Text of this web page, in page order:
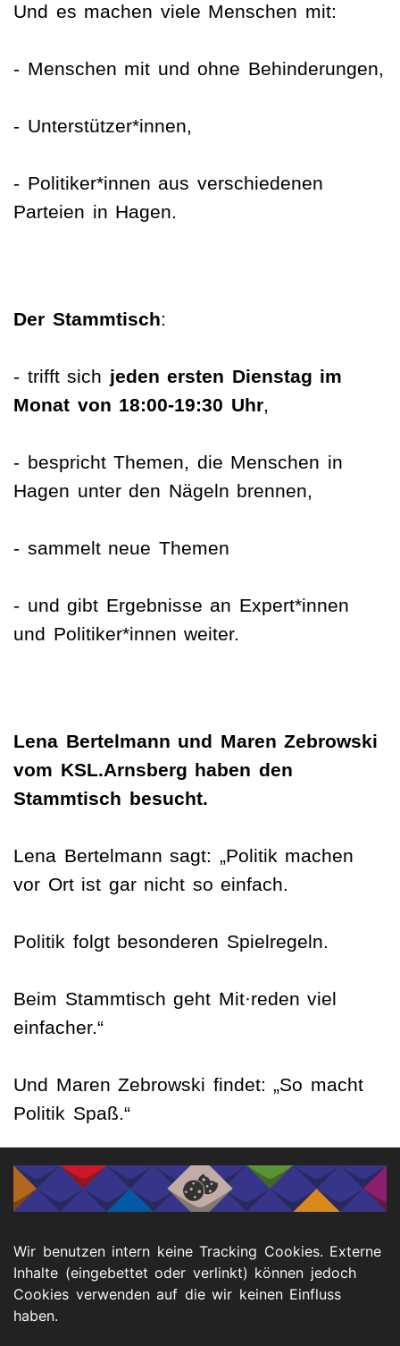
Und es machen viele Menschen mit:
- Menschen mit und ohne Behinderungen,
- Unterstützer*innen,
- Politiker*innen aus verschiedenen
Parteien in Hagen.
Der Stammtisch:
- trifft sich jeden ersten Dienstag im
Monat von 18:00-19:30 Uhr,
- bespricht Themen, die Menschen in
Hagen unter den Nägeln brennen,
- sammelt neue Themen
- und gibt Ergebnisse an Expert*innen
und Politiker*innen weiter.
Lena Bertelmann und Maren Zebrowski
vom KSL.Arnsberg haben den
Stammtisch besucht.
Lena Bertelmann sagt: „Politik machen
vor Ort ist gar nicht so einfach.
Politik folgt besonderen Spielregeln.
Beim Stammtisch geht Mit·reden viel
einfacher.“
Und Maren Zebrowski findet: „So macht
Politik Spaß.“
Stammtisch?
Hier finden Sie weitereInformationen
Wir benutzen intern keine Tracking Cookies. Externe
Inhalte (eingebettet oder verlinkt) können jedoch
Cookies verwenden auf die wir keinen Einfluss
haben.